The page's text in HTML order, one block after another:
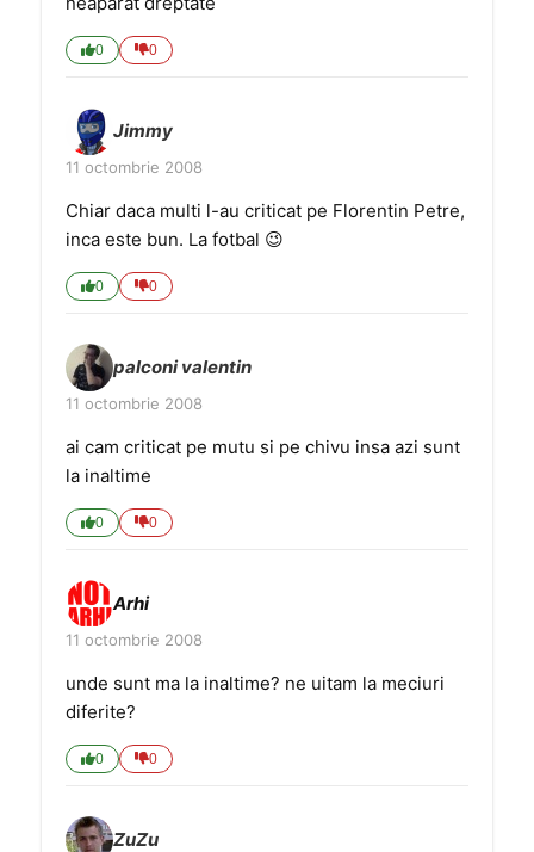
0 0
Jimmy
11 octombrie 2008
Chiar daca multi l-au criticat pe Florentin Petre,
inca este bun. La fotbal 😉
0 0
palconi valentin
11 octombrie 2008
ai cam criticat pe mutu si pe chivu insa azi sunt
la inaltime
0 0
Arhi
11 octombrie 2008
unde sunt ma la inaltime? ne uitam la meciuri
diferite?
0 0
ZuZu